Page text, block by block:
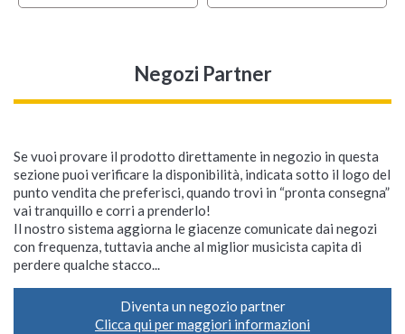
Negozi Partner
Se vuoi provare il prodotto direttamente in negozio in questa
sezione puoi verificare la disponibilità, indicata sotto il logo del
punto vendita che preferisci, quando trovi in “pronta consegna”
vai tranquillo e corri a prenderlo!
Il nostro sistema aggiorna le giacenze comunicate dai negozi
con frequenza, tuttavia anche al miglior musicista capita di
perdere qualche stacco...
Diventa un negozio partner
Clicca qui per maggiori informazioni